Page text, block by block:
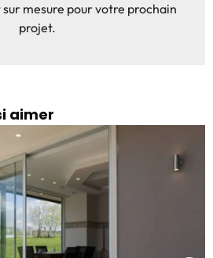
mesure pour votre prochain
projet.
aimer